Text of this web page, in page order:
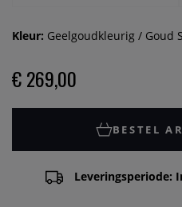
Kleur: Geelgoudkleurig / Goud
€ 269,00
BESTEL
Leveringsperiode: